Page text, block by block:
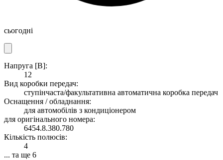
сьогодні
Напруга [В]:
12
Вид коробки передач:
ступінчаста/факультативна автоматична коробка передач
Оснащення / обладнання:
для автомобілів з кондиціонером
для оригінального номера:
6454.8.380.780
Кількість полюсів:
4
... та ще 6